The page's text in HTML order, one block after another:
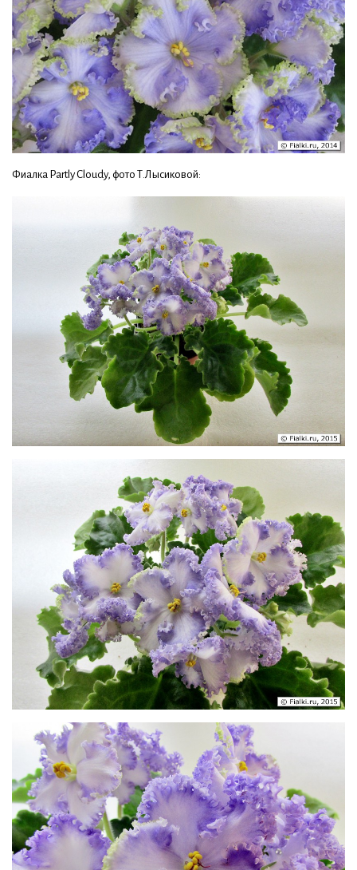
Фиалка Partly Cloudy, фото Т.Лысиковой: